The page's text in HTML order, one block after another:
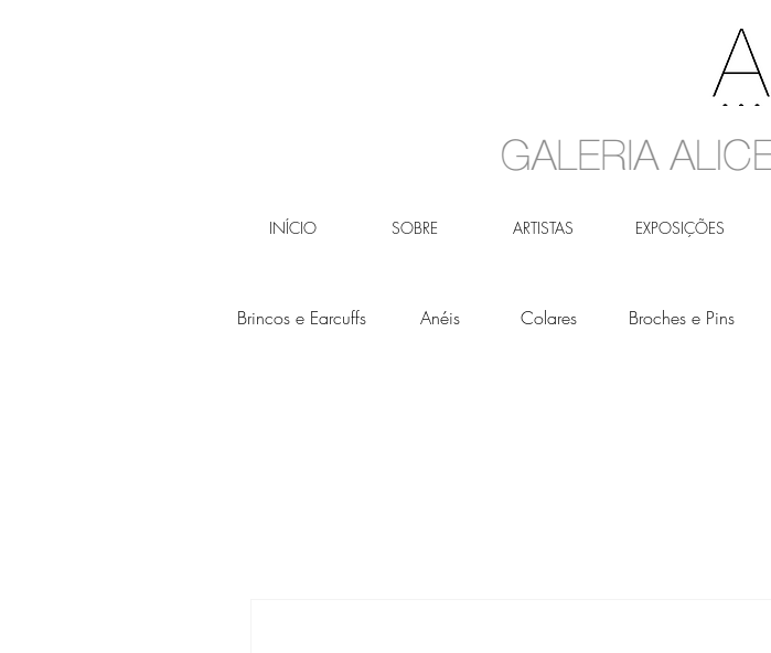
INÍCIO SOBRE ARTISTAS EXPOSIÇÕES
Brincos e Earcuffs Anéis Colares Broches e Pins